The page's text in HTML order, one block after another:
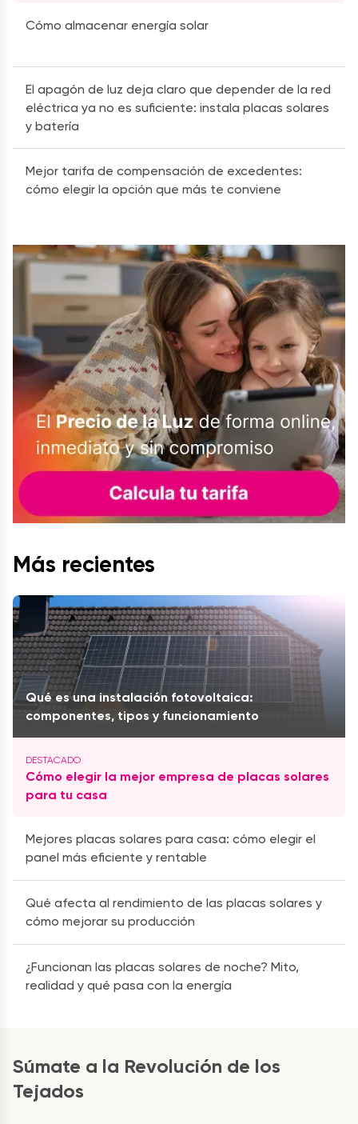
Cómo almacenar energía solar
El apagón de luz deja claro que depender de la red
eléctrica ya no es suficiente: instala placas solares
y batería
Mejor tarifa de compensación de excedentes:
cómo elegir la opción que más te conviene
Más recientes
Qué es una instalación fotovoltaica:
componentes, tipos y funcionamiento
Cómo elegir la mejor empresa de placas solares
para tu casa
Mejores placas solares para casa: cómo elegir el
panel más eficiente y rentable
Qué afecta al rendimiento de las placas solares y
cómo mejorar su producción
¿Funcionan las placas solares de noche? Mito,
realidad y qué pasa con la energía
Súmate a la Revolución de los
Tejados